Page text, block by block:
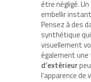
être négligé.
embellir
Pensez à des
synthétique
visuellement
également une
d’extérieur
l’apparence